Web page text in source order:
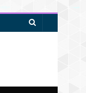
Search